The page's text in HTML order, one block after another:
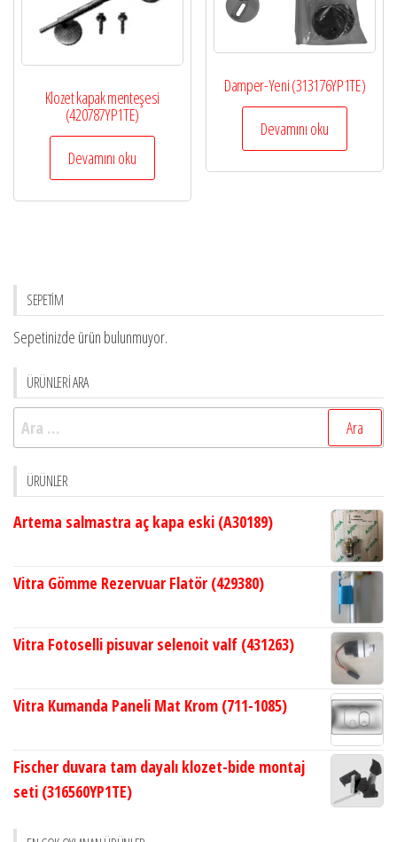
Klozet kapak menteşesi
(420787YP1TE)
Devamını oku
Damper-Yeni (313176YP1TE)
Devamını oku
SEPETİM
Sepetinizde ürün bulunmuyor.
ÜRÜNLERİ ARA
Arama:
ÜRÜNLER
Artema salmastra aç kapa eski (A30189)
Vitra Gömme Rezervuar Flatör (429380)
Vitra Fotoselli pisuvar selenoit valf (431263)
Vitra Kumanda Paneli Mat Krom (711-1085)
Fischer duvara tam dayalı klozet-bide montaj
seti (316560YP1TE)